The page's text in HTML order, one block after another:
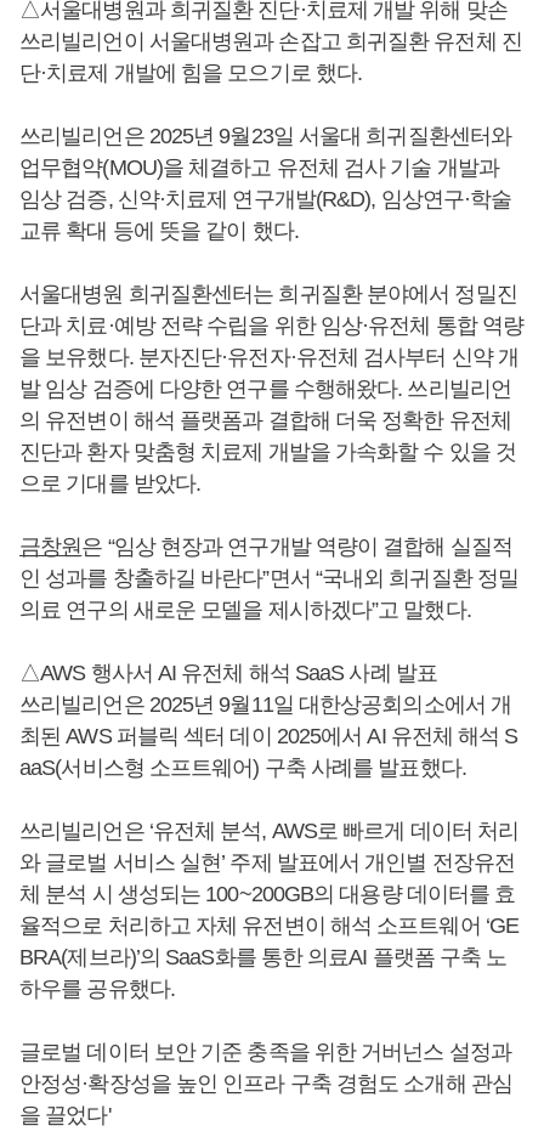
△서울대병원과 희귀질환 진단·치료제 개발 위해 맞손
쓰리빌리언이 서울대병원과 손잡고 희귀질환 유전체 진
단·치료제 개발에 힘을 모으기로 했다.
쓰리빌리언은 2025년 9월23일 서울대 희귀질환센터와
업무협약(MOU)을 체결하고 유전체 검사 기술 개발과
임상 검증, 신약·치료제 연구개발(R&D), 임상연구·학술
교류 확대 등에 뜻을 같이 했다.
서울대병원 희귀질환센터는 희귀질환 분야에서 정밀진
단과 치료·예방 전략 수립을 위한 임상·유전체 통합 역량
을 보유했다. 분자진단·유전자·유전체 검사부터 신약 개
발 임상 검증에 다양한 연구를 수행해왔다. 쓰리빌리언
의 유전변이 해석 플랫폼과 결합해 더욱 정확한 유전체
진단과 환자 맞춤형 치료제 개발을 가속화할 수 있을 것
으로 기대를 받았다.
금창원은 “임상 현장과 연구개발 역량이 결합해 실질적
인 성과를 창출하길 바란다”면서 “국내외 희귀질환 정밀
의료 연구의 새로운 모델을 제시하겠다”고 말했다.
△AWS 행사서 AI 유전체 해석 SaaS 사례 발표
쓰리빌리언은 2025년 9월11일 대한상공회의소에서 개
최된 AWS 퍼블릭 섹터 데이 2025에서 AI 유전체 해석 S
aaS(서비스형 소프트웨어) 구축 사례를 발표했다.
쓰리빌리언은 ‘유전체 분석, AWS로 빠르게 데이터 처리
와 글로벌 서비스 실현’ 주제 발표에서 개인별 전장유전
체 분석 시 생성되는 100~200GB의 대용량 데이터를 효
율적으로 처리하고 자체 유전변이 해석 소프트웨어 ‘GE
BRA(제브라)’의 SaaS화를 통한 의료AI 플랫폼 구축 노
하우를 공유했다.
글로벌 데이터 보안 기준 충족을 위한 거버넌스 설정과
안정성·확장성을 높인 인프라 구축 경험도 소개해 관심
을 끌었다'